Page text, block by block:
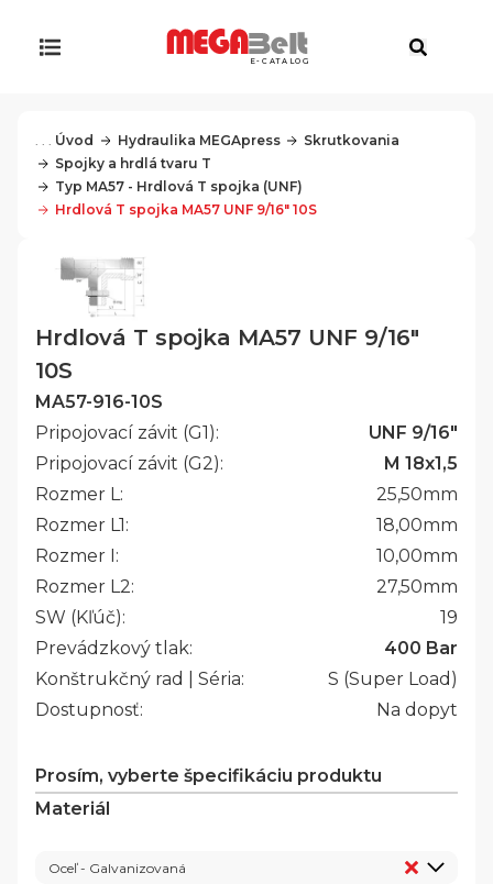
E-CATALOG
. . . Úvod Hydraulika MEGApress
Skrutkovania
Spojky a hrdlá tvaru T
Typ MA57 - Hrdlová T spojka (UNF)
Hrdlová T spojka MA57 UNF 9/16" 10S
Hrdlová T spojka MA57 UNF 9/16"
10S
MA57-916-10S
Pripojovací závit (G1):
UNF 9/16"
Pripojovací závit (G2):
M 18x1,5
Rozmer L:
25,50mm
Rozmer L1:
18,00mm
Rozmer I:
10,00mm
Rozmer L2:
27,50mm
SW (Kľúč):
19
Prevádzkový tlak:
400 Bar
Konštrukčný rad | Séria:
S (Super Load)
Dostupnosť:
Na dopyt
Prosím, vyberte špecifikáciu produktu
Materiál
Oceľ - Galvanizovaná